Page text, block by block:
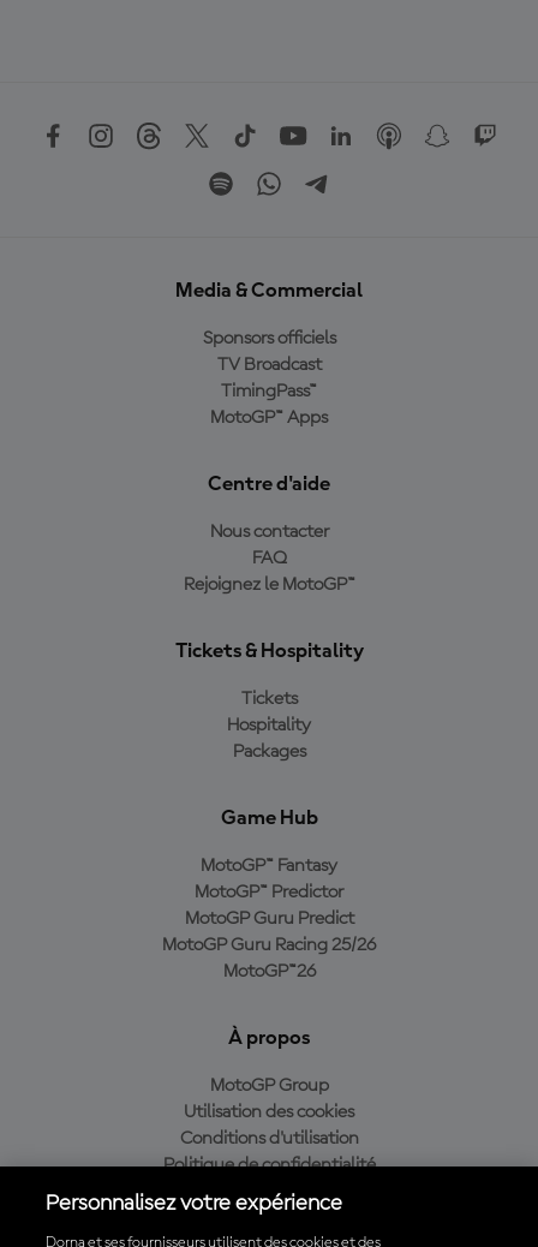
Media & Commercial
Sponsors officiels
TV Broadcast
TimingPass™
MotoGP™ Apps
Centre d'aide
Nous contacter
FAQ
Rejoignez le MotoGP™
Tickets & Hospitality
Tickets
Hospitality
Packages
Game Hub
MotoGP™ Fantasy
MotoGP™ Predictor
MotoGP Guru Predict
MotoGP Guru Racing 25/26
MotoGP™26
À propos
MotoGP Group
Utilisation des cookies
Conditions d'utilisation
Politique de confidentialité
Politique d’achat
Personnalisez votre expérience
Dorna et ses fournisseurs utilisent des cookies et des